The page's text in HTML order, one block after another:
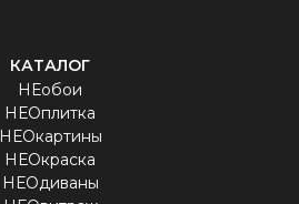
КАТАЛОГ
НЕобои
НЕОплитка
НЕОкартины
НЕОкраска
НЕОдиваны